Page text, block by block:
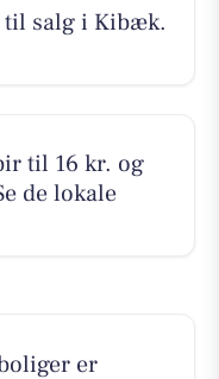
til salg i Kibæk.
til 16 kr. og
de lokale
er